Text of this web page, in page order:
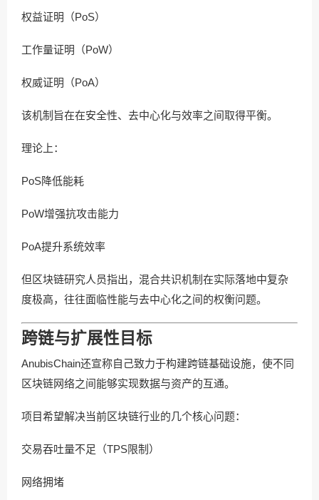
权益证明（PoS）
工作量证明（PoW）
权威证明（PoA）
该机制旨在在安全性、去中心化与效率之间取得平衡。
理论上：
PoS降低能耗
PoW增强抗攻击能力
PoA提升系统效率
但区块链研究人员指出，混合共识机制在实际落地中复杂
度极高，往往面临性能与去中心化之间的权衡问题。
跨链与扩展性目标
AnubisChain还宣称自己致力于构建跨链基础设施，使不同
区块链网络之间能够实现数据与资产的互通。
项目希望解决当前区块链行业的几个核心问题：
交易吞吐量不足（TPS限制）
网络拥堵